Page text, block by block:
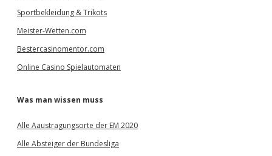
Sportbekleidung & Trikots
Meister-Wetten.com
Bestercasinomentor.com
Online Casino Spielautomaten
Was man wissen muss
Alle Aaustragungsorte der EM 2020
Alle Absteiger der Bundesliga